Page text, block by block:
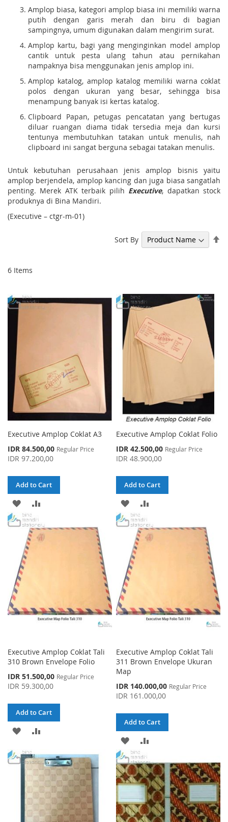
Amplop biasa, kategori amplop biasa ini memiliki warna
putih dengan garis merah dan biru di bagian
sampingnya, umum digunakan dalam mengirim surat.
Amplop kartu, bagi yang menginginkan model amplop
cantik untuk pesta ulang tahun atau pernikahan
nampaknya bisa menggunakan jenis amplop ini.
Amplop katalog, amplop katalog memiliki warna coklat
polos dengan ukuran yang besar, sehingga bisa
menampung banyak isi kertas katalog.
Clipboard Papan, petugas pencatatan yang bertugas
diluar ruangan diama tidak tersedia meja dan kursi
tentunya membutuhkan tatakan untuk menulis, nah
clipboard ini sangat berguna sebagai tatakan menulis.
Untuk kebutuhan perusahaan jenis amplop bisnis yaitu
amplop berjendela, amplop kancing dan juga biasa sangatlah
penting. Merek ATK terbaik pilih Executive, dapatkan stock
produknya di Bina Mandiri.
(Executive – ctgr-m-01)
6 Items
Sort By
Executive Amplop Coklat A3
Special
Price
IDR 84.500,00 Regular Price
IDR 97.200,00
Add to Cart
ADD
TO
WISH
LIST
COMPARE
Executive Amplop Coklat Folio
Special
Price
IDR 42.500,00 Regular Price
IDR 48.900,00
Add to Cart
ADD
TO
WISH
LIST
COMPARE
Executive Amplop Coklat Tali
310 Brown Envelope Folio
Special
Price
IDR 51.500,00 Regular Price
IDR 59.300,00
Add to Cart
ADD
WISHCOMPARE
Executive Amplop Coklat Tali
311 Brown Envelope Ukuran
Map
Special
Price
IDR 140.000,00 Regular Price
IDR 161.000,00
Add to Cart
ADD
TO
WISHCOMPARE